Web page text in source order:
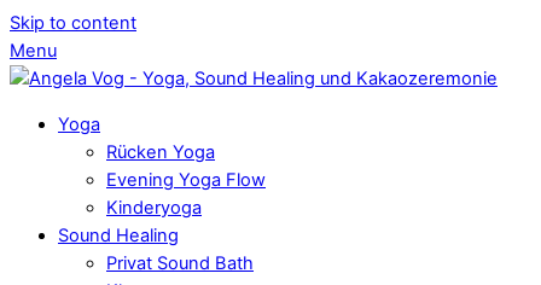
Skip to content
Menu
Yoga
Rücken Yoga
Evening Yoga Flow
Kinderyoga
Sound Healing
Privat Sound Bath